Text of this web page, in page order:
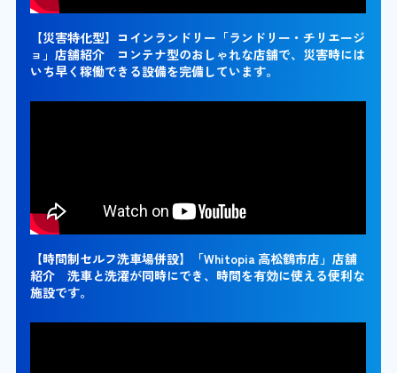
【災害特化型】コインランドリー「ランドリー・チリエージ
ョ」店舗紹介 コンテナ型のおしゃれな店舗で、災害時には
いち早く稼働できる設備を完備しています。
【時間制セルフ洗車場併設】「Whitopia 高松鶴市店」店舗
紹介 洗車と洗濯が同時にでき、時間を有効に使える便利な
施設です。